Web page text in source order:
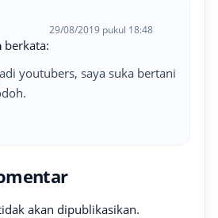
berkata:
29/08/2019 pukul 18:48
youtubers, saya suka bertani
akan dipublikasikan.